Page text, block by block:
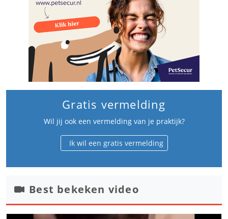
Gratis vermelding
Wil jij ook een vermelding van je praktijk?
Ik wil een gratis vermelding
Best bekeken video